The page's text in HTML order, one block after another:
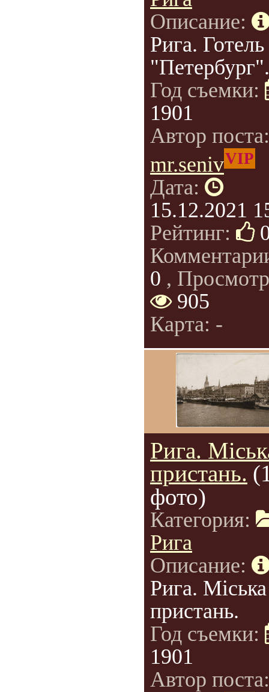
Описание:
Рига. Готель
"Петербург".
Год съемки:
1901
Автор
mr.senivVIP
Дата:
15.12.2021
Рейтинг:
0 ,
905
Карта: -
Рига.
пристань.
фото)
Категория:
Рига
Описание:
Рига. Міська
пристань.
Год съемки:
1901
Автор